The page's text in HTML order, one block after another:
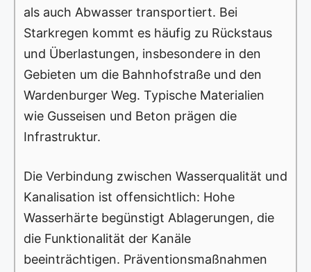
als auch Abwasser transportiert. Bei
Starkregen kommt es häufig zu Rückstaus
und Überlastungen, insbesondere in den
Gebieten um die Bahnhofstraße und den
Wardenburger Weg. Typische Materialien
wie Gusseisen und Beton prägen die
Infrastruktur.
Die Verbindung zwischen Wasserqualität und
Kanalisation ist offensichtlich: Hohe
Wasserhärte begünstigt Ablagerungen, die
die Funktionalität der Kanäle
beeinträchtigen. Präventionsmaßnahmen